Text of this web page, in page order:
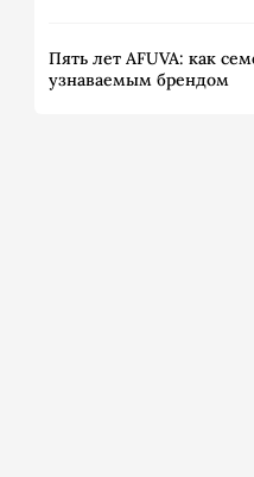
Пять лет AFUVA: как
узнаваемым брендом